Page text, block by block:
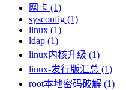
网卡 (1)
sysconfig (1)
linux (1)
ldap (1)
linux内核升级 (1)
linux-发行版汇总 (1)
root本地密码破解 (1)